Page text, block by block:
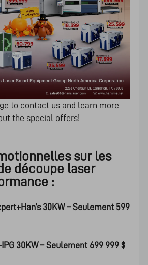
to contact us and learn more
the special offers!
sur les
découpe laser
:
30KW – Seulement 599
30KW – Seulement 699 999 $